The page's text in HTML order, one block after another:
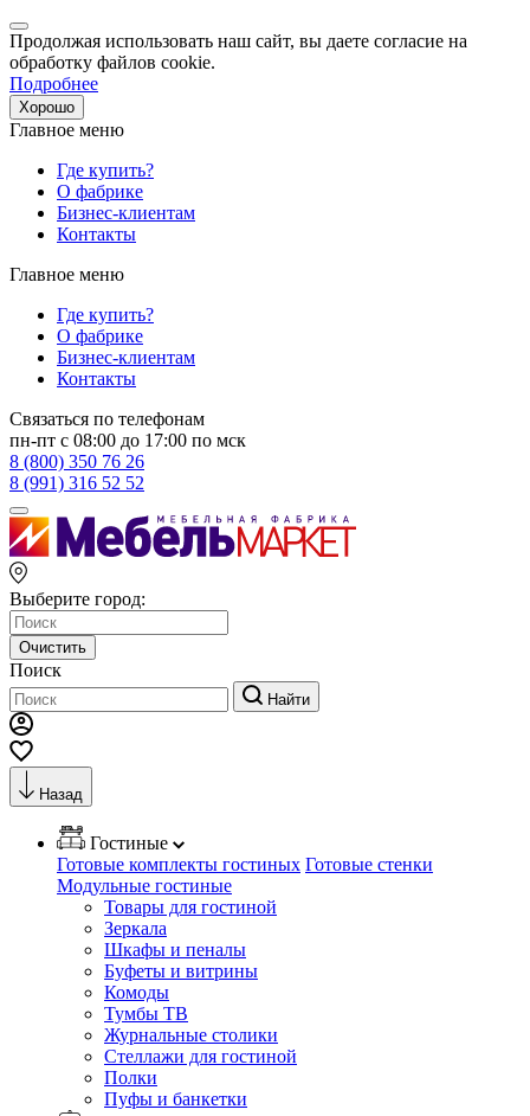
Продолжая использовать наш сайт, вы даете согласие на
обработку файлов cookie.
Подробнее
Хорошо
Главное меню
Где купить?
О фабрике
Бизнес-клиентам
Контакты
Главное меню
Где купить?
О фабрике
Бизнес-клиентам
Контакты
Связаться по телефонам
пн-пт с 08:00 до 17:00 по мск
8 (800) 350 76 26
8 (991) 316 52 52
Выберите город:
Очистить
Поиск
Найти
Назад
Гостиные
Готовые комплекты гостиных Готовые стенки
Модульные гостиные
Товары для гостиной
Зеркала
Шкафы и пеналы
Буфеты и витрины
Комоды
Тумбы ТВ
Журнальные столики
Стеллажи для гостиной
Полки
Пуфы и банкетки